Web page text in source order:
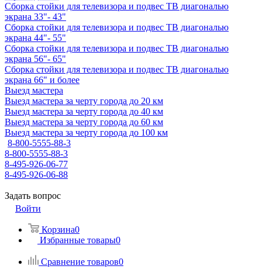
Сборка стойки для телевизора и подвес ТВ диагональю
экрана 33"- 43"
Сборка стойки для телевизора и подвес ТВ диагональю
экрана 44"- 55"
Сборка стойки для телевизора и подвес ТВ диагональю
экрана 56"- 65"
Сборка стойки для телевизора и подвес ТВ диагональю
экрана 66" и более
Выезд мастера
Выезд мастера за черту города до 20 км
Выезд мастера за черту города до 40 км
Выезд мастера за черту города до 60 км
Выезд мастера за черту города до 100 км
8-800-5555-88-3
8-800-5555-88-3
8-495-926-06-77
8-495-926-06-88
Задать вопрос
Войти
Корзина0
Избранные товары0
Сравнение товаров0